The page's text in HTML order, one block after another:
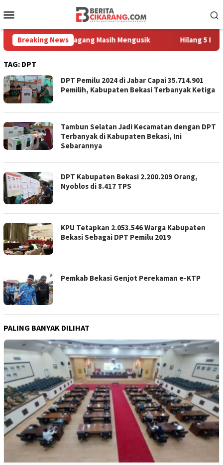
ke
Mobile
Breaking News
Sampah Pedagang Masih Mengusik Hilang 5 Bulan,
TAG: DPT
DPT Pemilu 2024 di Jabar Capai 35.714.901
Pemilih, Kabupaten Bekasi Terbanyak Ketiga
Tambun Selatan Jadi Kecamatan dengan DPT
Terbanyak di Kabupaten Bekasi, Ini
Sebarannya
DPT Kabupaten Bekasi 2.200.209 Orang,
Nyoblos di 8.417 TPS
KPU Tetapkan 2.053.546 Warga Kabupaten
Bekasi Sebagai DPT Pemilu 2019
Pemkab Bekasi Genjot Perekaman e-KTP
PALING BANYAK DILIHAT